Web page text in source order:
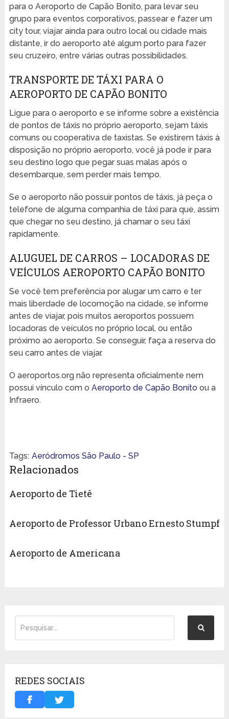
para o Aeroporto de Capão Bonito, para levar seu
grupo para eventos corporativos, passear e fazer um
city tour, viajar ainda para outro local ou cidade mais
distante, ir do aeroporto até algum porto para fazer
seu cruzeiro, entre várias outras possibilidades.
TRANSPORTE DE TÁXI PARA O
AEROPORTO DE CAPÃO BONITO
Ligue para o aeroporto e se informe sobre a existência
de pontos de táxis no próprio aeroporto, sejam táxis
comuns ou cooperativa de taxistas. Se existirem táxis à
disposição no próprio aeroporto, você já pode ir para
seu destino logo que pegar suas malas após o
desembarque, sem perder mais tempo.
Se o aeroporto não possuir pontos de táxis, já peça o
telefone de alguma companhia de táxi para que, assim
que chegar no seu destino, já chamar o seu táxi
rapidamente.
ALUGUEL DE CARROS – LOCADORAS DE
VEÍCULOS AEROPORTO CAPÃO BONITO
Se você tem preferência por alugar um carro e ter
mais liberdade de locomoção na cidade, se informe
antes de viajar, pois muitos aeroportos possuem
locadoras de veículos no próprio local, ou então
próximo ao aeroporto. Se conseguir, faça a reserva do
seu carro antes de viajar.
O aeroportos.org não representa oficialmente nem
possui vínculo com o Aeroporto de Capão Bonito ou a
Infraero.
Tags: Aeródromos São Paulo - SP
Relacionados
Aeroporto de Tietê
Aeroporto de Professor Urbano Ernesto Stumpf
Aeroporto de Americana
REDES SOCIAIS